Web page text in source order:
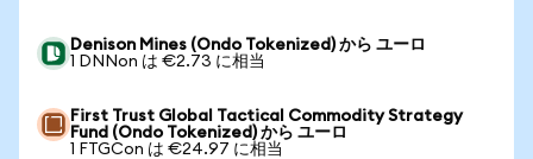
Denison Mines (Ondo Tokenized) から ユーロ
1 DNNon は €2.73 に相当
First Trust Global Tactical Commodity Strategy
Fund (Ondo Tokenized) から ユーロ
1 FTGCon は €24.97 に相当